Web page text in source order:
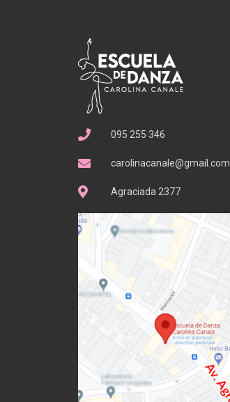
095 255 346
carolinacanale@gmail.com
Agraciada 2377